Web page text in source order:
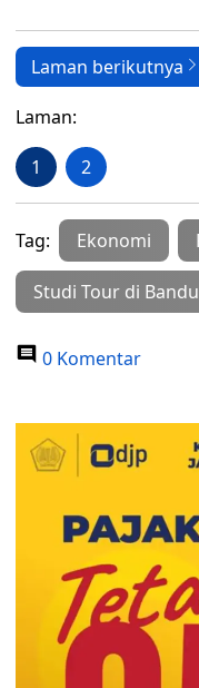
Laman berikutnya
Laman:
1 2
Tag: Ekonomi
Studi Tour di
0 Komentar